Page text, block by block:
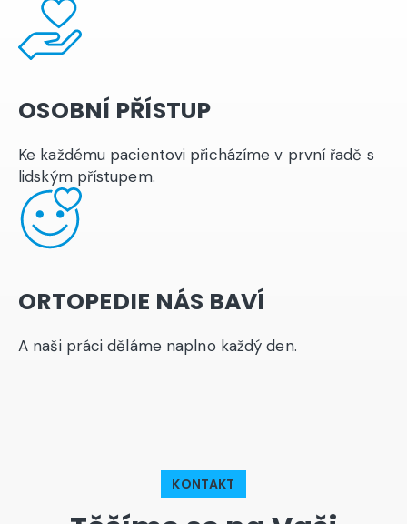
OSOBNÍ PŘÍSTUP
Ke každému pacientovi přicházíme v první řadě s
lidským přístupem.
ORTOPEDIE NÁS BAVÍ
A naši práci děláme naplno každý den.
KONTAKT